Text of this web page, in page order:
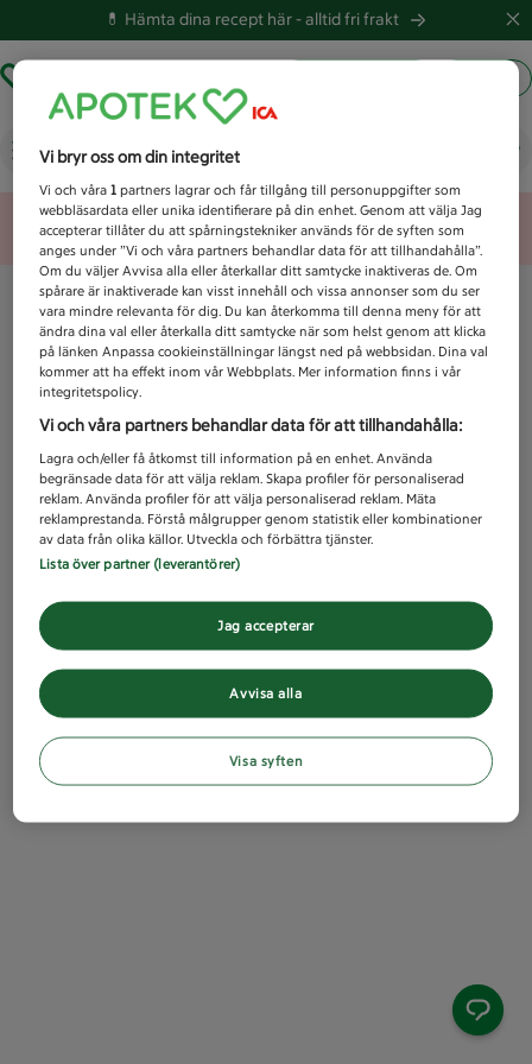
💊 Hämta dina recept här -alltid fri frakt
Vad letar du efter idag?
Unknown error
Vi bryr oss om din integritet
Vi och våra1 partners lagrar och får tillgång till personuppgifter som
webbläsardata eller unika identifierare på din enhet. Genom att välja Jag
accepterar tillåter du att spårningstekniker används för de syften som
anges under ”Vi och våra partners behandlar data för att tillhandahålla”.
Om du väljer Avvisa alla eller återkallar ditt samtycke inaktiveras de. Om
spårare är inaktiverade kan visst innehåll och vissa annonser som du ser
vara mindre relevanta för dig. Du kan återkomma till denna meny för att
ändra dina val eller återkalla ditt samtycke när som helst genom att klicka
på länken Anpassa cookieinställningar längst ned på webbsidan. Dina val
kommer att ha effekt inom vår Webbplats. Mer information finns i vår
integritetspolicy.
Vi och våra partners behandlar data för att tillhandahålla:
Lagra och/eller få åtkomst till information på en enhet. Använda
begränsade data för att välja reklam. Skapa profiler för personaliserad
reklam. Använda profiler för att välja personaliserad reklam. Mäta
reklamprestanda. Förstå målgrupper genom statistik eller kombinationer
av data från olika källor. Utveckla och förbättra tjänster.
Lista över partner (leverantörer)
Avvisa alla
Jag accepterar
Visa syften